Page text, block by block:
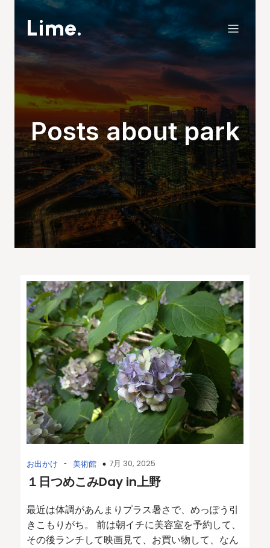
Lime.
Posts about park
お出かけ - 美術館 7月 30, 2025
１日つめこみDay in上野
最近は体調があんまりプラス暑さで、めっぽう引
きこもりがち。 前は朝イチに美容室を予約して、
その後ランチして映画見て、お買い物して、なん